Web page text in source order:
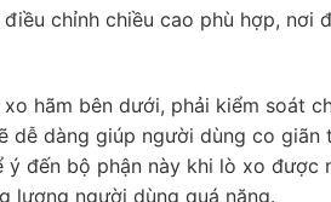
chỉnh chiều cao phù hợp, nơi
hãm bên dưới, phải kiểm soát
dễ dàng giúp người dùng co giãn
đến bộ phận này khi lò xo được
lượng người dùng quá nặng.